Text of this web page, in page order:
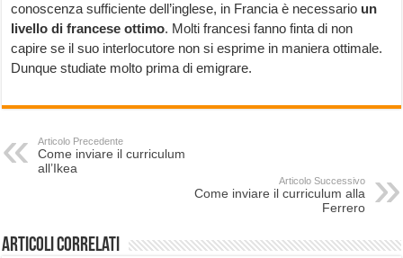
conoscenza sufficiente dell’inglese, in Francia è necessario un
livello di francese ottimo. Molti francesi fanno finta di non
capire se il suo interlocutore non si esprime in maniera ottimale.
Dunque studiate molto prima di emigrare.
Articolo Precedente
Come inviare il curriculum
all’Ikea
Articolo Successivo
Come inviare il curriculum alla
Ferrero
Articoli correlati